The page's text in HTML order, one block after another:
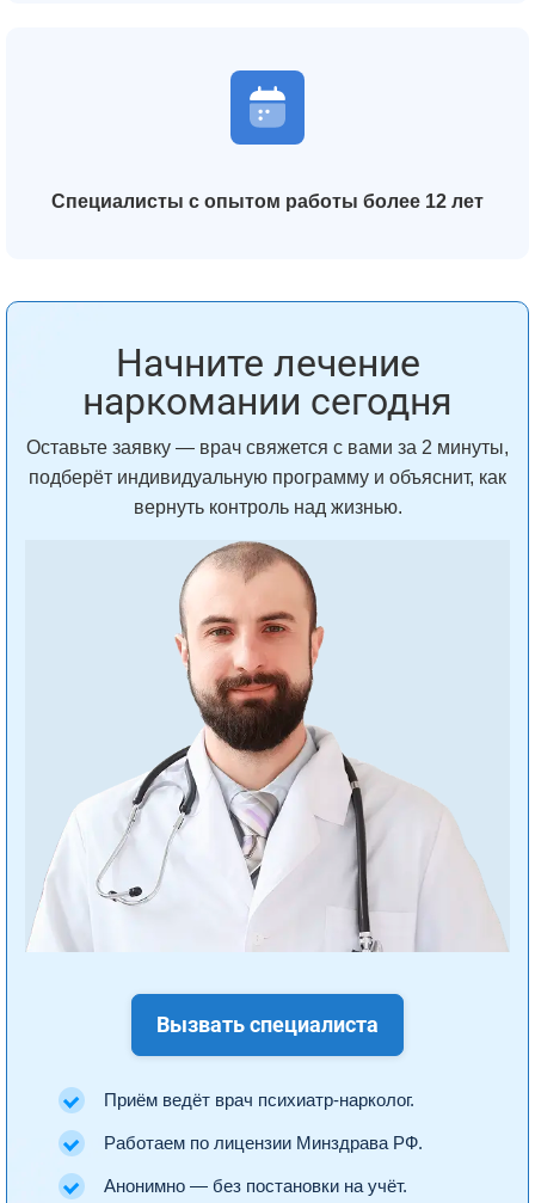
Специалисты с опытом работы более 12 лет
Начните лечение
наркомании сегодня
Оставьте заявку — врач свяжется с вами за 2 минуты,
подберёт индивидуальную программу и объяснит, как
вернуть контроль над жизнью.
Вызвать специалиста
Приём ведёт врач психиатр-нарколог.
Работаем по лицензии Минздрава РФ.
Анонимно — без постановки на учёт.